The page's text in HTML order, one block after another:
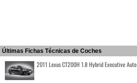
Últimas Fichas Técnicas de Coches
2011 Lexus CT200H 1.8 Hybrid Executive Auto